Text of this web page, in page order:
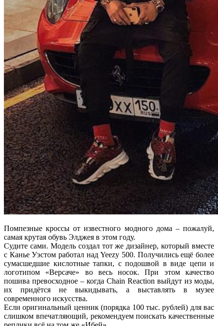
Помпезные кроссы от известного модного дома – пожалуй,
самая крутая обувь Элджея в этом году.
Судите сами. Модель создал тот же дизайнер, который вместе
с Канье Уэстом работал над Yeezy 500. Получились ещё более
сумасшедшие кислотные тапки, с подошвой в виде цепи и
логотипом «Версаче» во весь носок. При этом качество
пошива превосходное – когда Chain Reaction выйдут из моды,
их придётся не выкидывать, а выставлять в музее
современного искусства.
Если оригинальный ценник (порядка 100 тыс. рублей) для вас
слишком впечатляющий, рекомендуем поискать качественные